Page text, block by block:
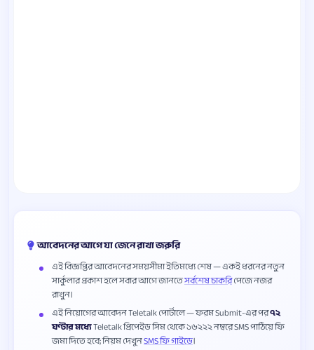
আবেদনের আগে যা জেনে রাখা জরুরি
এই বিজ্ঞপ্তির আবেদনের সময়সীমা ইতিমধ্যে শেষ — একই ধরনের নতুন
সার্কুলার প্রকাশ হলে সবার আগে জানতেসর্বশেষ চাকরিপেজে নজর
রাখুন।
এই নিয়োগের আবেদন Teletalk পোর্টালে — ফরম Submit-এর পর৭২
ঘণ্টার মধ্যেTeletalk প্রিপেইড সিম থেকে ১৬২২২ নম্বরে SMS পাঠিয়ে ফি
জমা দিতে হবে; নিয়ম দেখুনSMS ফি গাইডে।